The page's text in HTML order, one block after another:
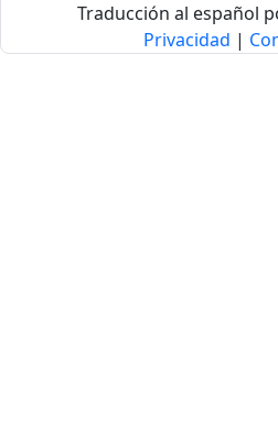
Traducción al español
Privacidad |